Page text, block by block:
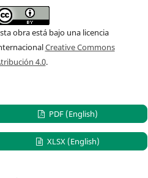
obra está bajo una licencia
Creative Commons
4.0.
PDF (English)
XLSX (English)